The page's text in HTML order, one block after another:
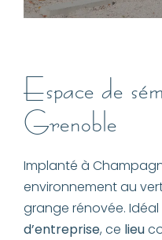
Espace de
Grenoble
Implanté à
environnement au
grange rénovée.
d’entreprise, ce lieu